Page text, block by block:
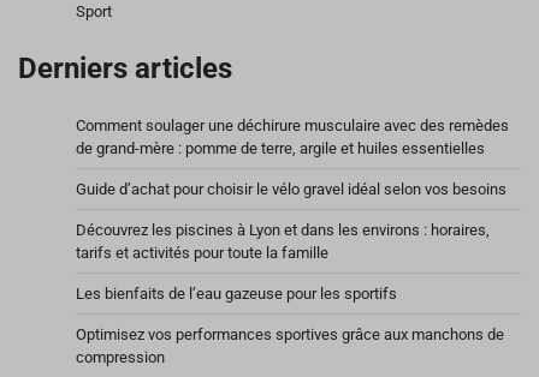
Sport
Derniers articles
Comment soulager une déchirure musculaire avec des remèdes
de grand-mère : pomme de terre, argile et huiles essentielles
Guide d’achat pour choisir le vélo gravel idéal selon vos besoins
Découvrez les piscines à Lyon et dans les environs : horaires,
tarifs et activités pour toute la famille
Les bienfaits de l’eau gazeuse pour les sportifs
Optimisez vos performances sportives grâce aux manchons de
compression